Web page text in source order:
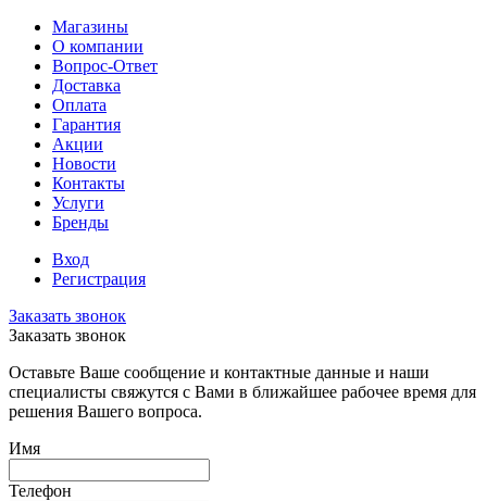
Магазины
О компании
Вопрос-Ответ
Доставка
Оплата
Гарантия
Акции
Новости
Контакты
Услуги
Бренды
Вход
Регистрация
Заказать звонок
Заказать звонок
Оставьте Ваше сообщение и контактные данные и наши
специалисты свяжутся с Вами в ближайшее рабочее время для
решения Вашего вопроса.
Имя
Телефон